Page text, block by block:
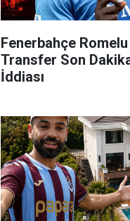
Fenerbahçe
Transfer Son
İddiası